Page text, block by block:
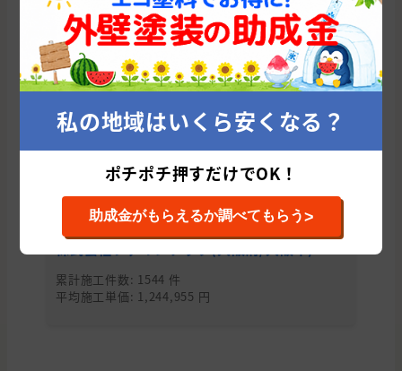
たった10秒であなたに会う優良塗
装業者を紹介！
今すぐ適正相場をチェックする
大阪市の他のおすすめ外壁塗装会社
累計施工件数: 1544 件
平均施工単価: 1,244,955 円
私の地域はいくら安くなる？
ポチポチ押すだけでOK！
助成金がもらえるか調べてもらう>